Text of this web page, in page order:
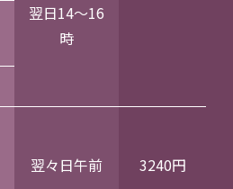
翌日14～16
時
翌々日午前 3240円